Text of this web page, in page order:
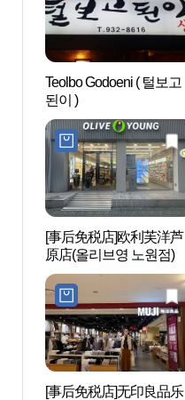
Teolbo Godoeni ( 털보고
된이 )
[事后免税店]欧利芙洋芦
原店(올리브영 노원점)
[事后免税店]无印良品乐